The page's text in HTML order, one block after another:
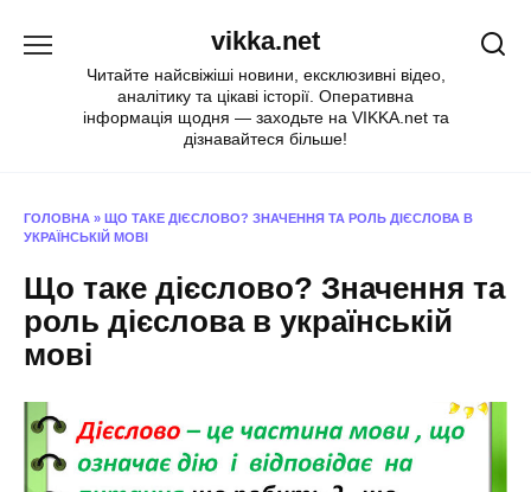
vikka.net
Читайте найсвіжіші новини, ексклюзивні відео,
аналітику та цікаві історії. Оперативна
інформація щодня — заходьте на VIKKA.net та
дізнавайтеся більше!
ГОЛОВНА » ЩО ТАКЕ ДІЄСЛОВО? ЗНАЧЕННЯ ТА РОЛЬ ДІЄСЛОВА В
УКРАЇНСЬКІЙ МОВІ
Що таке дієслово? Значення та
роль дієслова в українській
мові